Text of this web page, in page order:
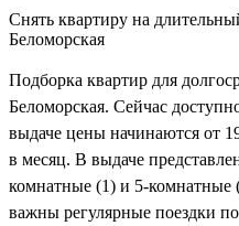
Снять квартиру на
Беломорская
Подборка квартир для
Беломорская. Сейчас
выдаче цены начинаются от
в месяц. В выдаче
комнатные (1) и 5-комнатные
важны регулярные поездки